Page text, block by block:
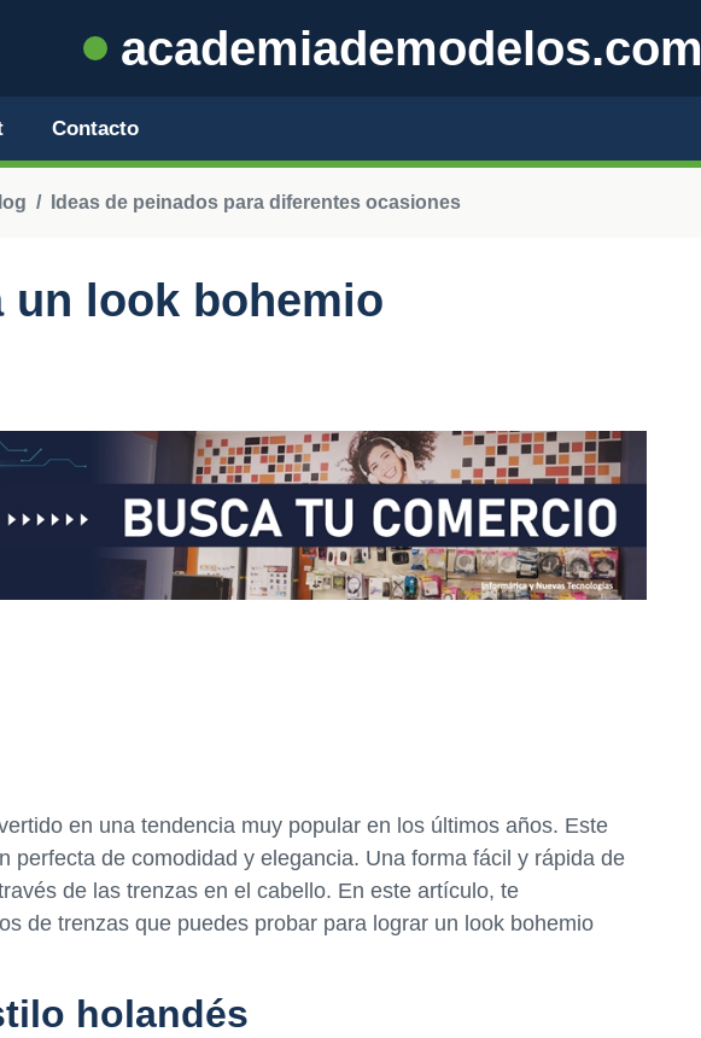
academiademodelos.com
Contacto
Ideas de peinados para diferentes ocasiones
un look bohemio
en una tendencia muy popular en los últimos años. Este
perfecta de comodidad y elegancia. Una forma fácil y rápida de
de las trenzas en el cabello. En este artículo, te
de trenzas que puedes probar para lograr un look bohemio
holandés